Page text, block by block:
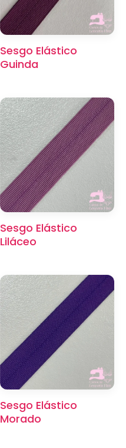
Sesgo Elástico
Guinda
Sesgo Elástico
Liláceo
Sesgo Elástico
Morado
×